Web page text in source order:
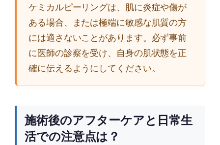
ケミカルピーリングは、肌に炎症や傷が
ある場合、または極端に敏感な肌質の方
には適さないことがあります。必ず事前
に医師の診察を受け、自身の肌状態を正
確に伝えるようにしてください。
施術後のアフターケアと日常生
活での注意点は？